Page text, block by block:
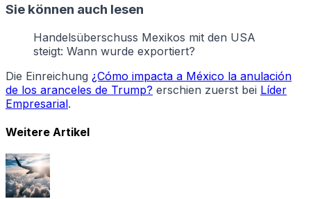
Sie können auch lesen
Handelsüberschuss Mexikos mit den USA
steigt: Wann wurde exportiert?
Die Einreichung ¿Cómo impacta a México la anulación
de los aranceles de Trump? erschien zuerst bei Líder
Empresarial.
Weitere Artikel